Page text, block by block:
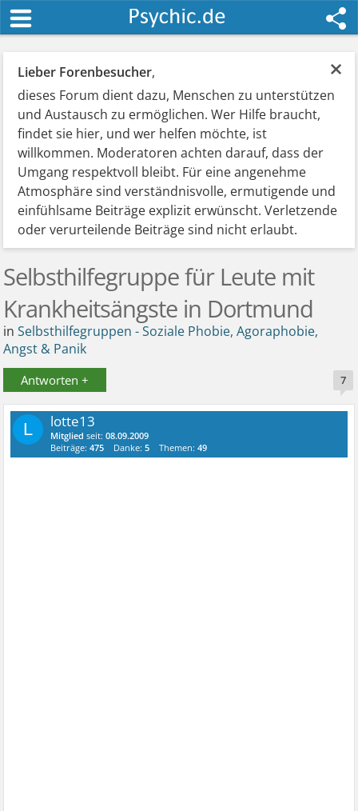
×
Lieber Forenbesucher,
dieses Forum dient dazu, Menschen zu unterstützen
und Austausch zu ermöglichen. Wer Hilfe braucht,
findet sie hier, und wer helfen möchte, ist
willkommen. Moderatoren achten darauf, dass der
Umgang respektvoll bleibt. Für eine angenehme
Atmosphäre sind verständnisvolle, ermutigende und
einfühlsame Beiträge explizit erwünscht. Verletzende
oder verurteilende Beiträge sind nicht erlaubt.
Selbsthilfegruppe für Leute mit
Krankheitsängste in Dortmund
inSelbsthilfegruppen - Soziale Phobie, Agoraphobie,
Angst & Panik
Antworten + 7
L lotte13
Mitglied seit:08.09.2009
Beiträge:475 Danke:5 Themen:49